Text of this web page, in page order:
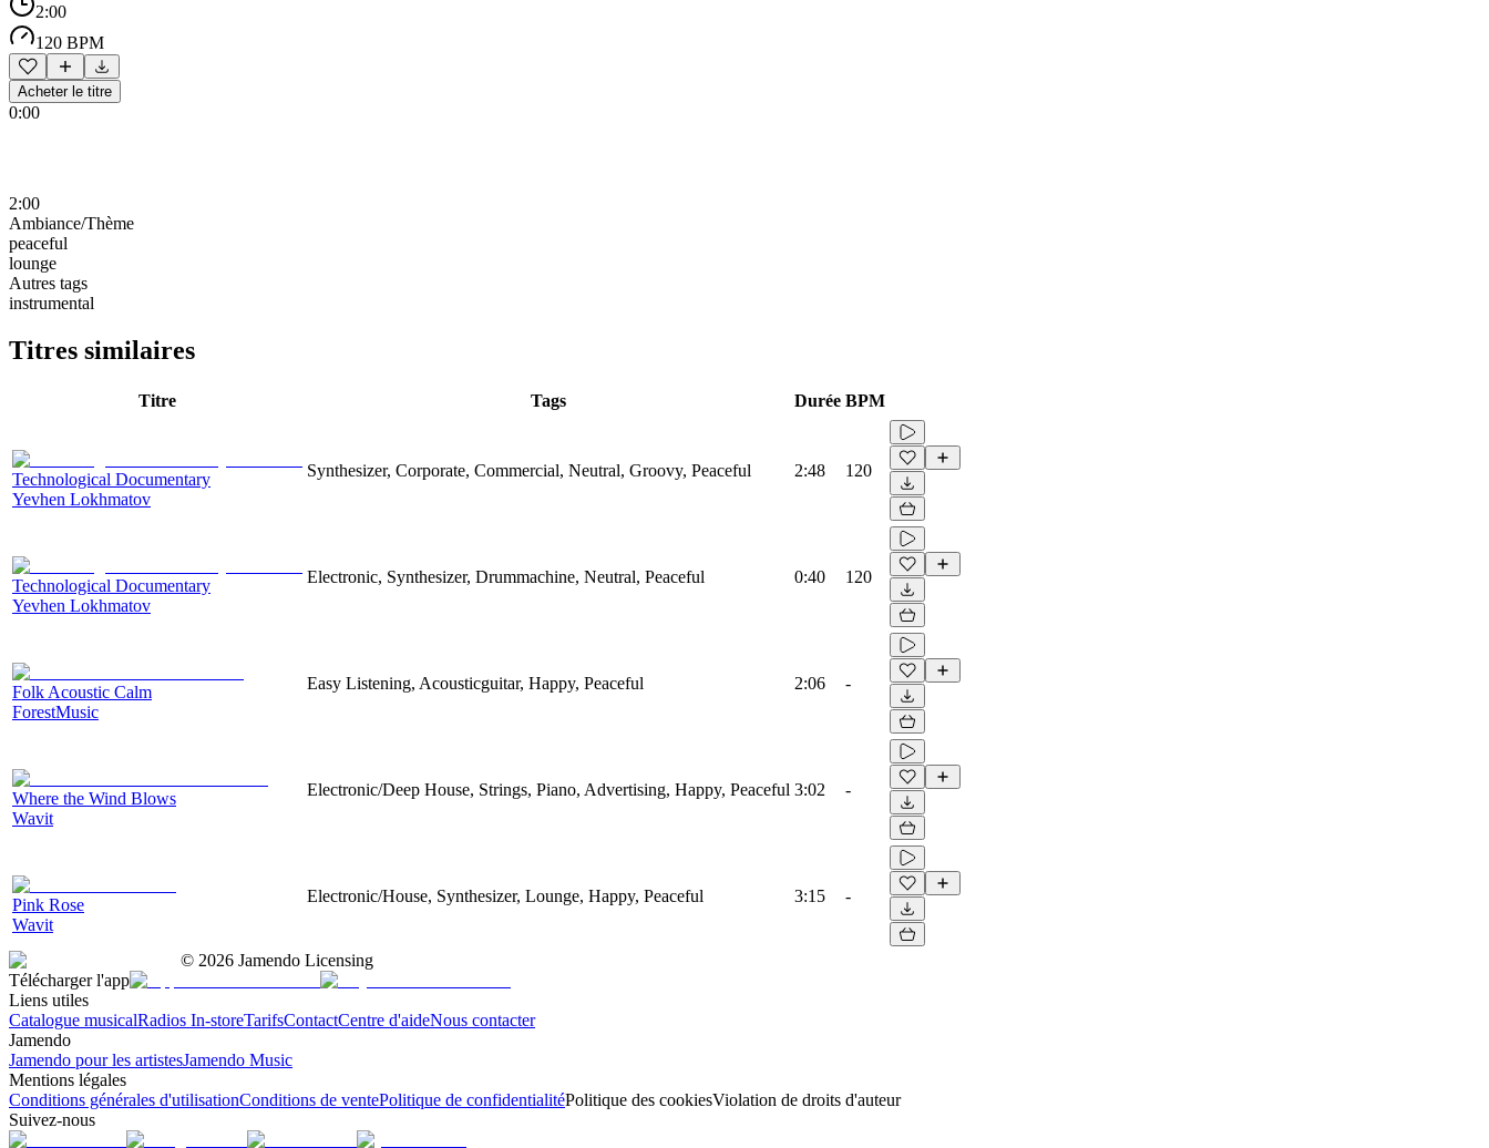
2:00
120 BPM
Acheter le titre
0:00
2:00
Ambiance/Thème
peaceful
lounge
Autres tags
instrumental
Titres similaires
Titre Tags Durée BPM
Technological Documentary
Yevhen Lokhmatov
Synthesizer, Corporate, Commercial, Neutral, Groovy, Peaceful 2:48 120
Technological Documentary
Yevhen Lokhmatov
Electronic, Synthesizer, Drummachine, Neutral, Peaceful 0:40 120
Folk Acoustic Calm
ForestMusic
Easy Listening, Acousticguitar, Happy, Peaceful 2:06 -
Where the Wind Blows
Wavit
Electronic/Deep House, Strings, Piano, Advertising, Happy, Peaceful 3:02 -
Pink Rose
Wavit
Electronic/House, Synthesizer, Lounge, Happy, Peaceful 3:15 -
© 2026 Jamendo Licensing
Télécharger l'app
Liens utiles
Catalogue musicalRadios In-storeTarifsContactCentre d'aideNous contacter
Jamendo
Jamendo pour les artistesJamendo Music
Mentions légales
Conditions générales d'utilisationConditions de ventePolitique de confidentialitéPolitique des cookiesViolation de droits d'auteur
Suivez-nous